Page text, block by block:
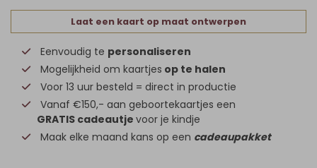
Laat een kaart op maat ontwerpen
Eenvoudig te personaliseren
Mogelijkheid om kaartjes op te halen
Voor 13 uur besteld = direct in productie
Vanaf €150,- aan geboortekaartjes een
GRATIS cadeautje voor je kindje
Maak elke maand kans op een cadeaupakket